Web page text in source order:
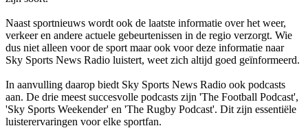
Naast sportnieuws wordt ook de laatste informatie over het weer,
verkeer en andere actuele gebeurtenissen in de regio verzorgt. Wie
dus niet alleen voor de sport maar ook voor deze informatie naar
Sky Sports News Radio luistert, weet zich altijd goed geïnformeerd.
In aanvulling daarop biedt Sky Sports News Radio ook podcasts
aan. De drie meest succesvolle podcasts zijn 'The Football Podcast',
'Sky Sports Weekender' en 'The Rugby Podcast'. Dit zijn essentiële
luisterervaringen voor elke sportfan.